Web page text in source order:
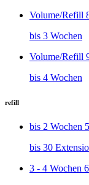
Volume/Refill
bis 3 Wochen
Volume/Refill
bis 4 Wochen
refill
bis 2 Wochen
bis 30
3 - 4 Wochen